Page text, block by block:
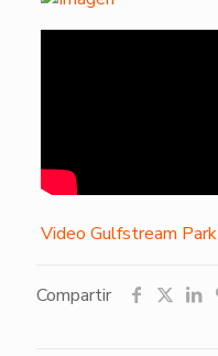
Video Gulfstream Park
Compartir